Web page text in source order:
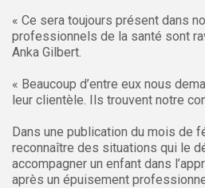
« Ce sera toujours présent dans
professionnels de la santé sont
Anka Gilbert.
« Beaucoup d’entre eux nous
leur clientèle. Ils trouvent notre
Dans une publication du mois de
reconnaître des situations qui le
accompagner un enfant dans
après un épuisement